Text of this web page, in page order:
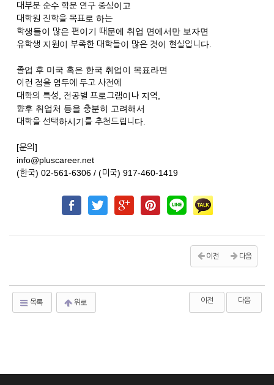
대부분 순수 학문 연구 중심이고
대학원 진학을 목표로 하는
학생들이 많은 편이기 때문에 취업 면에서만 보자면
유학생 지원이 부족한 대학들이 많은 것이 현실입니다.
졸업 후 미국 혹은 한국 취업이 목표라면
이런 점을 염두에 두고 사전에
대학의 특성, 전공별 프로그램이나 지역,
향후 취업처 등을 충분히 고려해서
대학을 선택하시기를 추천드립니다.
[문의]
info@pluscareer.net
(한국) 02-561-6306 / (미국) 917-460-1419
이전 다음
목록 위로 이전 다음